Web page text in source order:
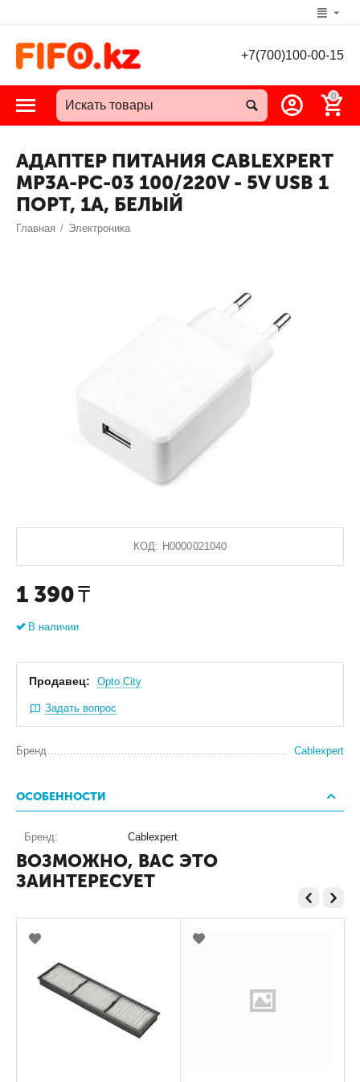
+7(700)100-00-15
0
АДАПТЕР ПИТАНИЯ CABLEXPERT
MP3A-PC-03 100/220V - 5V USB 1
ПОРТ, 1A, БЕЛЫЙ
Главная / Электроника
КОД: Н0000021040
1 390 ₸
В наличии
Продавец: Оpto City
Задать вопрос
Бренд Cablexpert
ОСОБЕННОСТИ
Бренд: Cablexpert
ВОЗМОЖНО, ВАС ЭТО
ЗАИНТЕРЕСУЕТ